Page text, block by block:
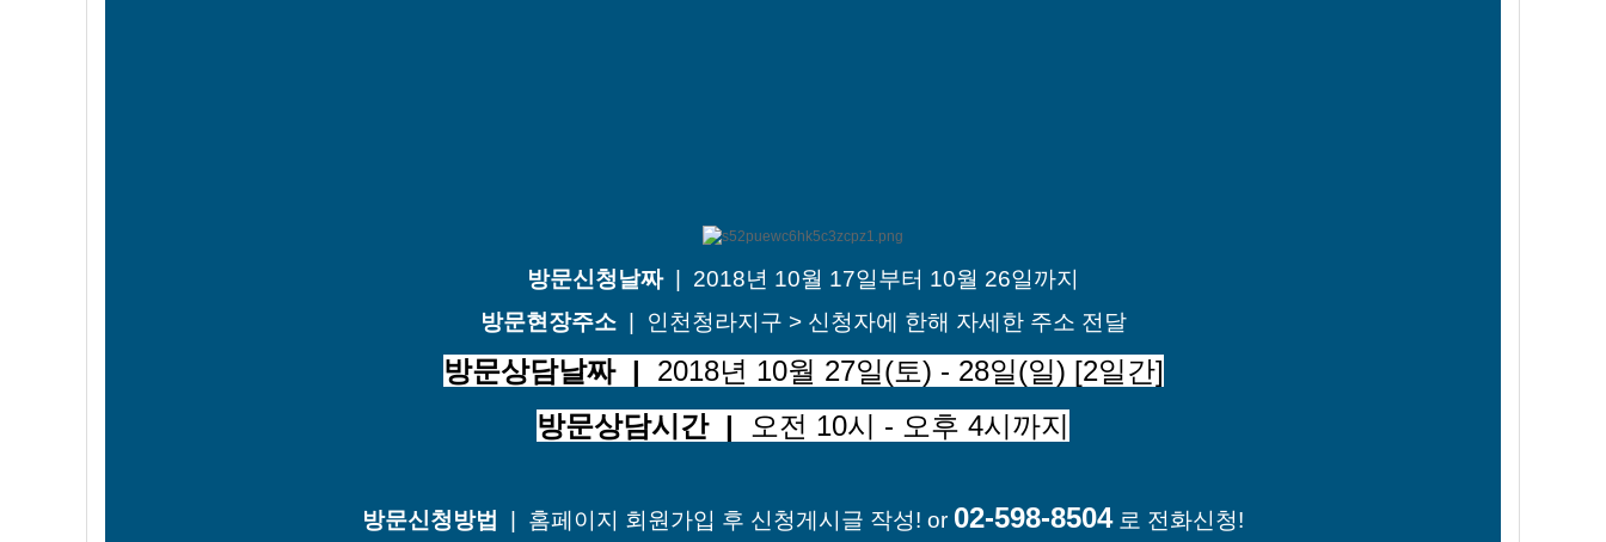
방문신청날짜| 2018년 10월 17일부터 10월 26일까지
방문현장주소| 인천청라지구 > 신청자에 한해 자세한 주소 전달
방문상담날짜 | 2018년 10월 27일(토) - 28일(일) [2일간]
방문상담시간 |
오전 10시 - 오후 4시까지
방문신청방법 | 홈페이지 회원가입 후 신청게시글 작성! or 02-598-8504로 전화신청!